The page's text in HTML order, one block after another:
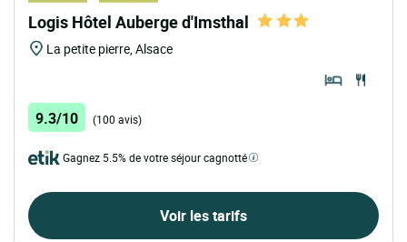
Logis Hôtel Auberge d'Imsthal
La petite pierre, Alsace
9.3/10 (100 avis)
Gagnez 5.5% de votre séjour cagnotté
Voir les tarifs